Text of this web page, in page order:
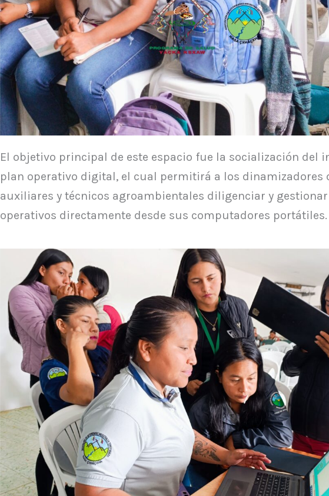
El objetivo principal de este espacio fue la socialización del
plan operativo digital, el cual permitirá a los dinamizadores
auxiliares y técnicos agroambientales diligenciar y
operativos directamente desde sus computadores portátiles.